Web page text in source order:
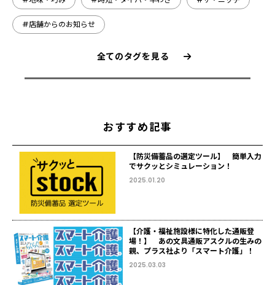
#店舗からのお知らせ
全てのタグを見る
おすすめ記事
【防災備蓄品の選定ツール】 簡単入力
でサクッとシミュレーション！
2025.01.20
【介護・福祉施設様に特化した通販登
場！】 あの文具通販アスクルの生みの
親、プラス社より「スマート介護」！
2025.03.03